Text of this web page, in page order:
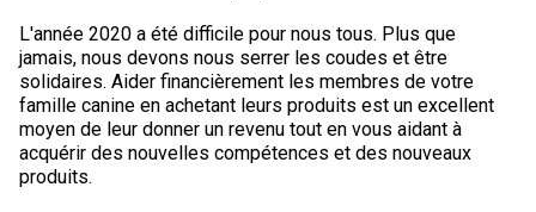
L'année 2020 a été difficile pour nous tous. Plus que
jamais, nous devons nous serrer les coudes et être
solidaires. Aider financièrement les membres de votre
famille canine en achetant leurs produits est un excellent
moyen de leur donner un revenu tout en vous aidant à
acquérir des nouvelles compétences et des nouveaux
produits.